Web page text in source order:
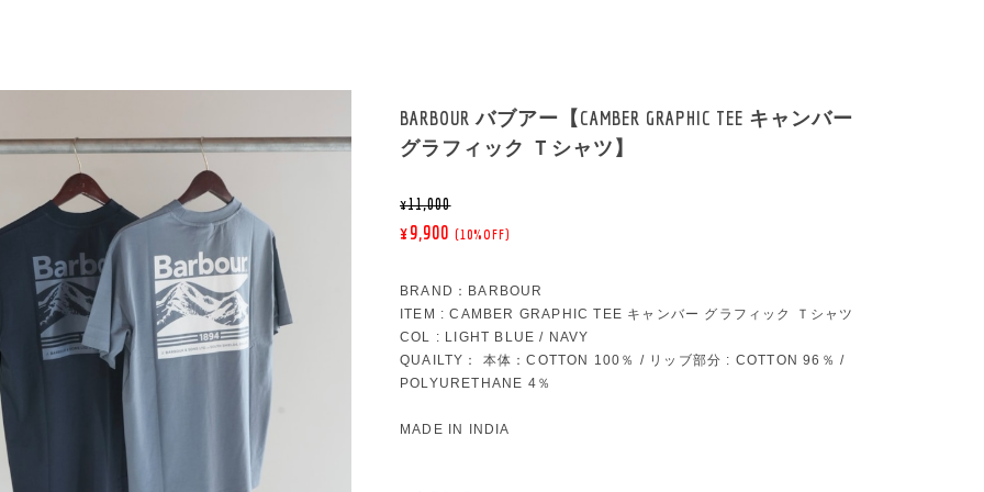
BARBOUR バブアー【CAMBER GRAPHIC TEE キャンバー
グラフィック Ｔシャツ】
¥11,000
¥9,900 (10%OFF)
BRAND：BARBOUR
ITEM : CAMBER GRAPHIC TEE キャンバー グラフィック Ｔシャツ
COL : LIGHT BLUE / NAVY
QUAILTY： 本体：COTTON 100％ / リッブ部分 : COTTON 96％ /
POLYURETHANE 4％
MADE IN INDIA